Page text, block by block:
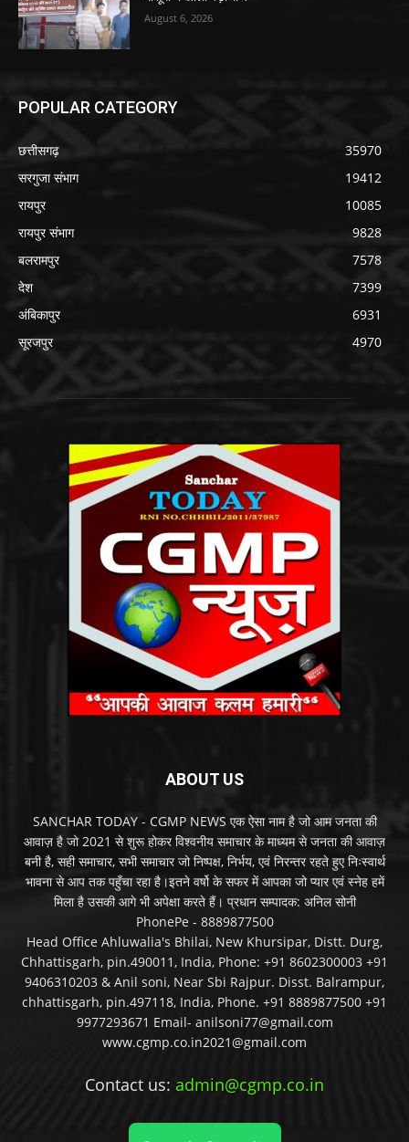
August 6, 2026
POPULAR CATEGORY
छत्तीसगढ़
35970
सरगुजा संभाग
19412
रायपुर
10085
रायपुर संभाग
9828
बलरामपुर
7578
देश
7399
अंबिकापुर
6931
सूरजपुर
4970
ABOUT US
SANCHAR TODAY - CGMP NEWS एक ऐसा नाम है जो आम जनता की
आवाज़ है जो 2021 से शुरू होकर विश्वनीय समाचार के माध्यम से जनता की आवाज़
बनी है, सही समाचार, सभी समाचार जो निष्पक्ष, निर्भय, एवं निरन्तर रहते हुए निःस्वार्थ
भावना से आप तक पहुँचा रहा है।इतने वर्षो के सफर में आपका जो प्यार एवं स्नेह हमें
मिला है उसकी आगे भी अपेक्षा करते हैं। प्रधान सम्पादक: अनिल सोनी
PhonePe - 8889877500
Head Office Ahluwalia's Bhilai, New Khursipar, Distt. Durg,
Chhattisgarh, pin.490011, India, Phone: +91 8602300003 +91
9406310203 & Anil soni, Near Sbi Rajpur. Disst. Balrampur,
chhattisgarh, pin.497118, India, Phone. +91 8889877500 +91
9977293671 Email- anilsoni77@gmail.com
www.cgmp.co.in2021@gmail.com
Contact us: admin@cgmp.co.in